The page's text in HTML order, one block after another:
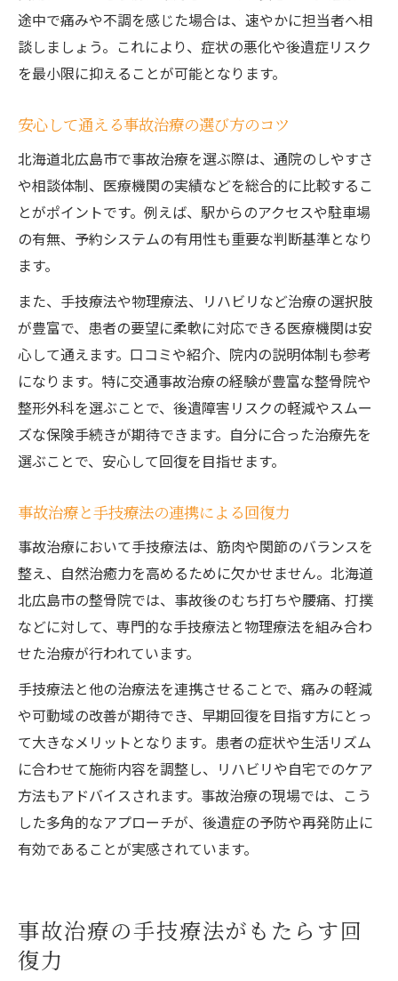
途中で痛みや不調を感じた場合は、速やかに担当者へ相
談しましょう。これにより、症状の悪化や後遺症リスク
を最小限に抑えることが可能となります。
安心して通える事故治療の選び方のコツ
北海道北広島市で事故治療を選ぶ際は、通院のしやすさ
や相談体制、医療機関の実績などを総合的に比較するこ
とがポイントです。例えば、駅からのアクセスや駐車場
の有無、予約システムの有用性も重要な判断基準となり
ます。
また、手技療法や物理療法、リハビリなど治療の選択肢
が豊富で、患者の要望に柔軟に対応できる医療機関は安
心して通えます。口コミや紹介、院内の説明体制も参考
になります。特に交通事故治療の経験が豊富な整骨院や
整形外科を選ぶことで、後遺障害リスクの軽減やスムー
ズな保険手続きが期待できます。自分に合った治療先を
選ぶことで、安心して回復を目指せます。
事故治療と手技療法の連携による回復力
事故治療において手技療法は、筋肉や関節のバランスを
整え、自然治癒力を高めるために欠かせません。北海道
北広島市の整骨院では、事故後のむち打ちや腰痛、打撲
などに対して、専門的な手技療法と物理療法を組み合わ
せた治療が行われています。
手技療法と他の治療法を連携させることで、痛みの軽減
や可動域の改善が期待でき、早期回復を目指す方にとっ
て大きなメリットとなります。患者の症状や生活リズム
に合わせて施術内容を調整し、リハビリや自宅でのケア
方法もアドバイスされます。事故治療の現場では、こう
した多角的なアプローチが、後遺症の予防や再発防止に
有効であることが実感されています。
事故治療の手技療法がもたらす回
復力